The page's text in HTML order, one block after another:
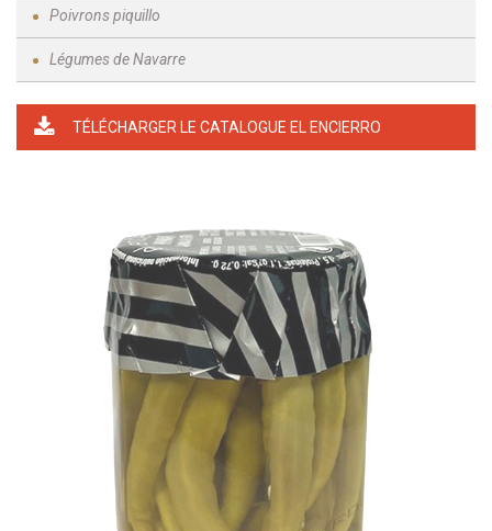
Poivrons piquillo
Légumes de Navarre
TÉLÉCHARGER LE CATALOGUE EL ENCIERRO